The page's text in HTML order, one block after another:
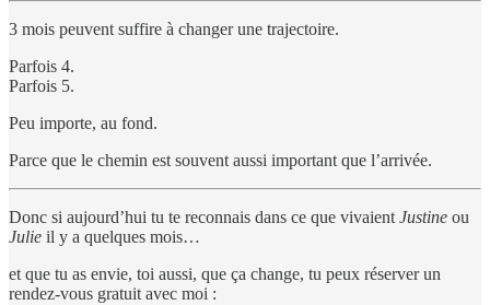
3 mois peuvent suffire à changer une trajectoire.
Parfois 4.
Parfois 5.
Peu importe, au fond.
Parce que le chemin est souvent aussi important que l’arrivée.
Donc si aujourd’hui tu te reconnais dans ce que vivaient Justine ou
Julie il y a quelques mois…
et que tu as envie, toi aussi, que ça change, tu peux réserver un
rendez-vous gratuit avec moi :